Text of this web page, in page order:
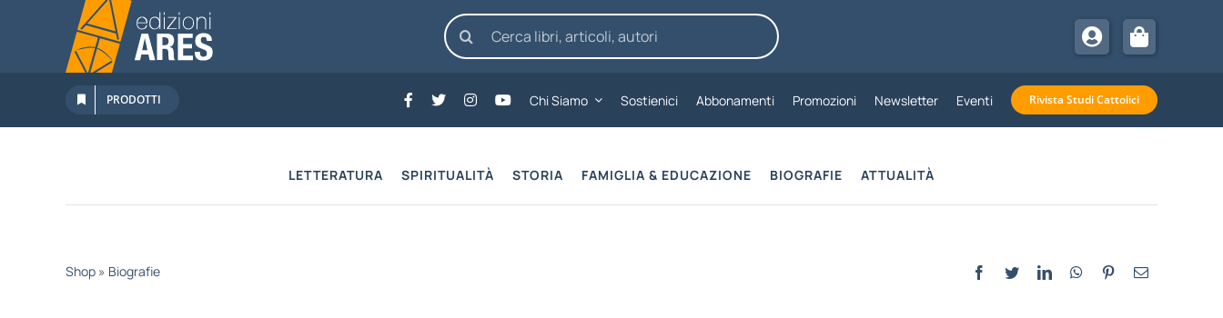
contenuto
Cerca
per:
PRODOTTI Chi Siamo Sostienici Abbonamenti Promozioni Newsletter Eventi Rivista Studi Cattolici
LETTERATURA SPIRITUALITÀ STORIA FAMIGLIA & EDUCAZIONE BIOGRAFIE ATTUALITÀ
Shop» Biografie